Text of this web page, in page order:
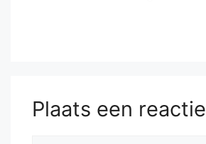
Plaats een reactie